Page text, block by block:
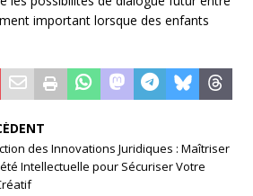
important lorsque des enfants
des Innovations Juridiques : Maîtriser
Intellectuelle pour Sécuriser Votre